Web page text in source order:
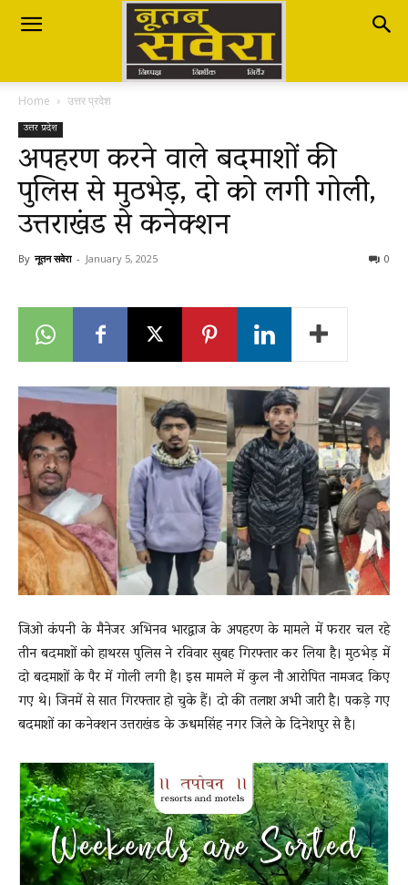
Nutan
Savera
नूतन
सवेरा
Breaking
News
LIVE
Home उत्तर प्रदेश
उत्तर प्रदेश
अपहरण करने वाले बदमाशों की
पुलिस से मुठभेड़, दो को लगी गोली,
उत्तराखंड से कनेक्शन
By नूतन सवेरा - January 5, 2025 0
जिओ कंपनी के मैनेजर अभिनव भारद्वाज के अपहरण के मामले में फरार चल रहे
तीन बदमाशों को हाथरस पुलिस ने रविवार सुबह गिरफ्तार कर लिया है। मुठभेड़ में
दो बदमाशों के पैर में गोली लगी है। इस मामले में कुल नौ आरोपित नामजद किए
गए थे। जिनमें से सात गिरफ्तार हो चुके हैं। दो की तलाश अभी जारी है। पकड़े गए
बदमाशों का कनेक्शन उत्तराखंड के ऊधमसिंह नगर जिले के दिनेशपुर से है।